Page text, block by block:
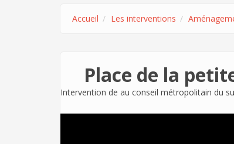
Accueil Les interventions
Place de la
Intervention de au conseil métropolitain du